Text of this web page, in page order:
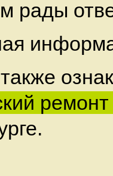
рады